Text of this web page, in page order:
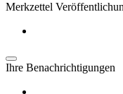
Merkzettel
Ihre Benachrichtigungen